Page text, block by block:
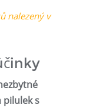
nalezený v
pilulek s